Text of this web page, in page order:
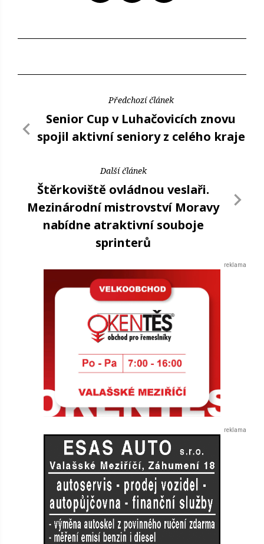
Předchozí článek
Senior Cup v Luhačovicích znovu
spojil aktivní seniory z celého kraje
Další článek
Štěrkoviště ovládnou veslaři.
Mezinárodní mistrovství Moravy
nabídne atraktivní souboje
sprinterů